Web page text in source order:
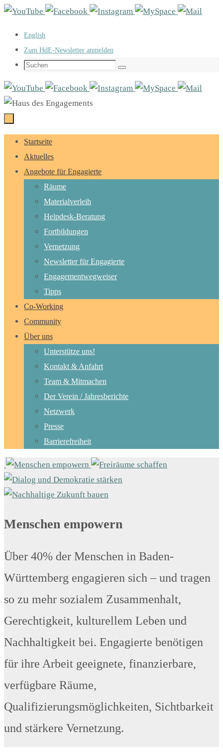
Zum
springen
English
Zum HdE-Newsletter anmelden
Suchen
Suchen
Zum
Inhalt
springen
Startseite
Aktuelles
Angebote für Engagierte
Räume
Materialverleih
Helpdesk-Beratung
Fortbildungen
Vernetzung
Newsletter für Engagierte
Engagementwegweiser
Tipps
Co-Working
Community
Über uns
Unterstütze uns!
Kontakt & Anfahrt
Team & Mitmachen
Der Verein / Jahresberichte
Netzwerk
Presse
Barrierefreiheit
Menschen empowern
Über 40% der Menschen in Baden-
Württemberg engagieren sich – und tragen
so zu mehr sozialem Zusammenhalt,
Gerechtigkeit, kulturellem Leben und
Nachhaltigkeit bei. Engagierte benötigen
für ihre Arbeit geeignete, finanzierbare,
verfügbare Räume,
Qualifizierungsmöglichkeiten, Sichtbarkeit
und stärkere Vernetzung.